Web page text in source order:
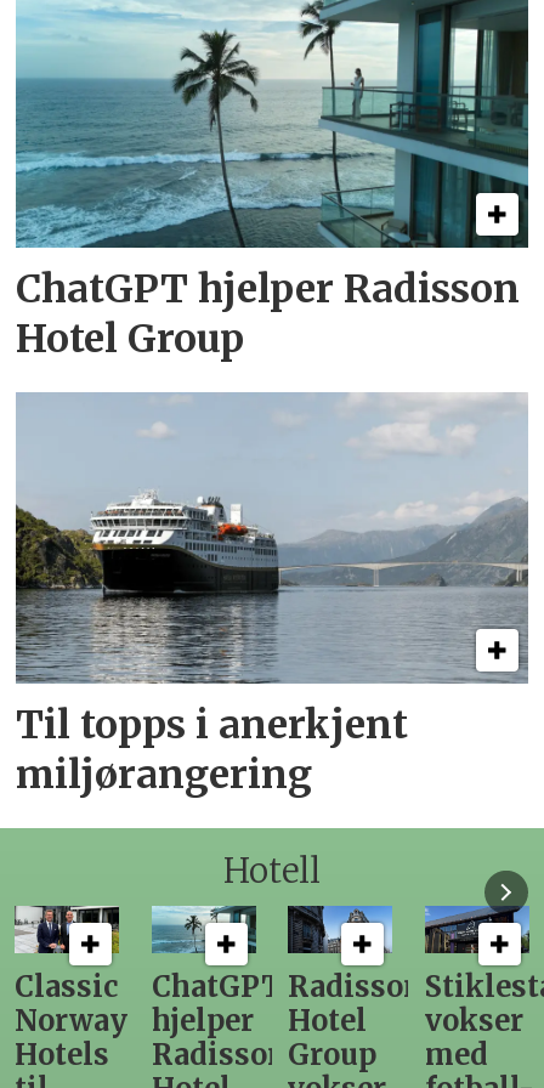
ChatGPT hjelper Radisson
Hotel Group
Til topps i anerkjent
miljørangering
Hotell
ChatGPT
hjelper
Radisson
Radisson
Hotel
Group
Stiklestad
vokser
med
Fra
direktør